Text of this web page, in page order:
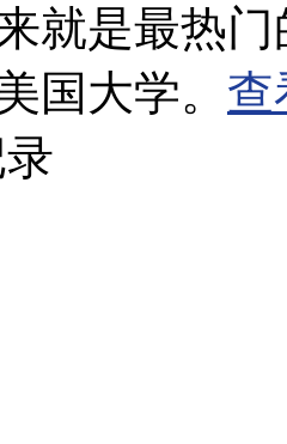
就是最热
国大学。 查